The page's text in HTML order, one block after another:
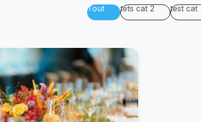
Tout tets cat 2 test cat